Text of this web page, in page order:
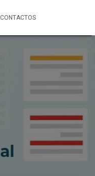
CONTACTOS